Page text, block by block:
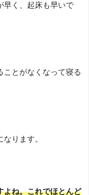
早く、起床も早いで
ことがなくなって寝る
ります。
よね。これでほとんど